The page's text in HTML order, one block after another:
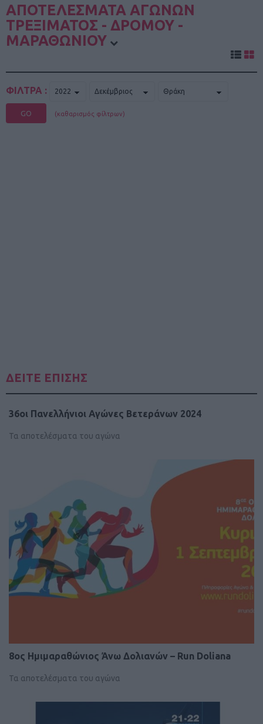
ΑΠΟΤΕΛΕΣΜΑΤΑ ΑΓΩΝΩΝ
ΤΡΕΞΙΜΑΤΟΣ - ΔΡΟΜΟΥ -
ΜΑΡΑΘΩΝΙΟΥ
ΦΙΛΤΡΑ :
GO (καθαρισμός φίλτρων)
ΔΕΙΤΕ ΕΠΙΣΗΣ
36οι Πανελλήνιοι Αγώνες Βετεράνων 2024
Τα αποτελέσματα του αγώνα
8ος Ημιμαραθώνιος Άνω Δολιανών – Run Doliana
Τα αποτελέσματα του αγώνα